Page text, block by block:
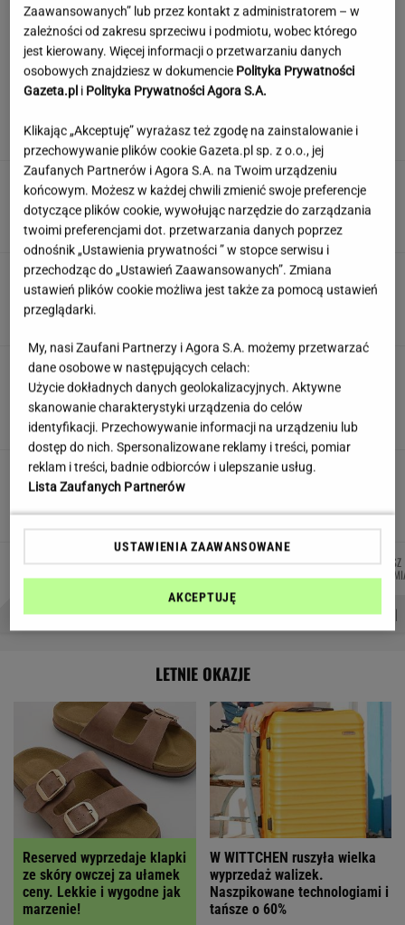
Księżniczka musi iść do wojska. Tyle czasu
Rekord padł w niewielkim stawie. Taki okaz
trafia się bardzo rzadko
Geograficzny quiz wyłoni ekspertów. Tylko
30% z was zdobywa komplet!
Edukacja domowa nie dla każdego. Jak
rozpoznać, że dziecko potrzebuje innego
modelu nauki?
MATERIAŁ PROMOCYJNY
Wakacyjne aktywności a kurzajki. O czym
warto pamiętać, by uniknąć problemu?
MATERIAŁ PROMOCYJNY
Autorzy:
MACIEK
KUCHARCZYK
DANIEL
MAIKOWSKI
JUSTYNA
BRYCZKOWSKA
ŁUKASZ
PROBLEMY POLSKICH SIATKARZY ZNAK Z '30' WISŁAWA SZYMBORSKA
LETNIE OKAZJE
Reserved wyprzedaje klapki
ze skóry owczej za ułamek
ceny. Lekkie i wygodne jak
marzenie!
W WITTCHEN ruszyła wielka
wyprzedaż walizek.
Naszpikowane technologiami i
tańsze o 60%
Zaawansowanych” lub przez kontakt z administratorem – w
zależności od zakresu sprzeciwu i podmiotu, wobec którego
jest kierowany. Więcej informacji o przetwarzaniu danych
osobowych znajdziesz w dokumencie Polityka Prywatności
Gazeta.pl i Polityka Prywatności Agora S.A.
Klikając „Akceptuję” wyrażasz też zgodę na zainstalowanie i
przechowywanie plików cookie Gazeta.pl sp. z o.o., jej
Zaufanych Partnerów i Agora S.A. na Twoim urządzeniu
końcowym. Możesz w każdej chwili zmienić swoje preferencje
dotyczące plików cookie, wywołując narzędzie do zarządzania
twoimi preferencjami dot. przetwarzania danych poprzez
odnośnik „Ustawienia prywatności ” w stopce serwisu i
przechodząc do „Ustawień Zaawansowanych”. Zmiana
ustawień plików cookie możliwa jest także za pomocą ustawień
przeglądarki.
My, nasi Zaufani Partnerzy i Agora S.A. możemy przetwarzać
dane osobowe w następujących celach:
Użycie dokładnych danych geolokalizacyjnych. Aktywne
skanowanie charakterystyki urządzenia do celów
identyfikacji. Przechowywanie informacji na urządzeniu lub
dostęp do nich. Spersonalizowane reklamy i treści, pomiar
reklam i treści, badnie odbiorców i ulepszanie usług.
Lista Zaufanych Partnerów
USTAWIENIA ZAAWANSOWANE
AKCEPTUJĘ